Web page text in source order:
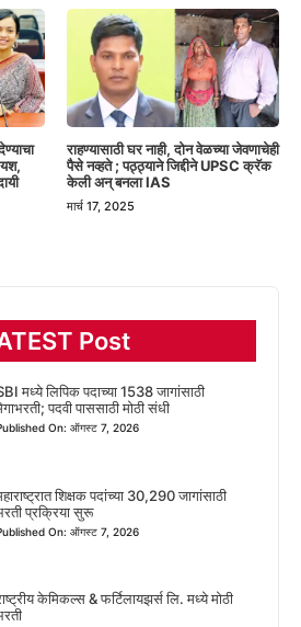
यश,
राहण्यासाठी घर नाही, दोन वेळच्या जेवणाचेही
पैसे नव्हते ; पठ्ठ्याने जिद्दीने UPSC क्रॅक
केली अन् बनला IAS
मार्च 17, 2025
Post
मध्ये लिपिक पदाच्या 1538 जागांसाठी
पदवी पाससाठी मोठी संधी
On: ऑगस्ट 7, 2026
शिक्षक पदांच्या 30,290 जागांसाठी
प्रक्रिया सुरू
On: ऑगस्ट 7, 2026
केमिकल्स & फर्टिलायझर्स लि. मध्ये मोठी